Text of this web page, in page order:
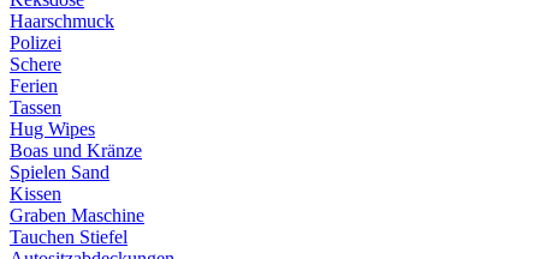
Haarschmuck
Polizei
Schere
Ferien
Tassen
Hug Wipes
Boas und Kränze
Spielen Sand
Kissen
Graben Maschine
Tauchen Stiefel